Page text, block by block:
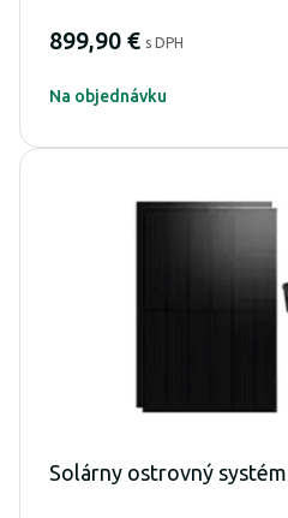
899,90 € s DPH
Na objednávku
Solárny ostrovný